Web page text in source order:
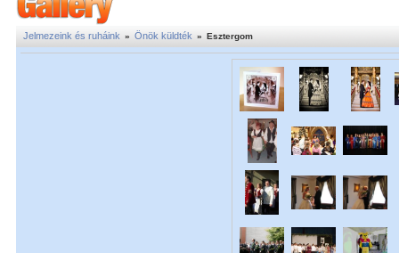
Jelmezeink és ruháink » Önök küldték » Esztergom